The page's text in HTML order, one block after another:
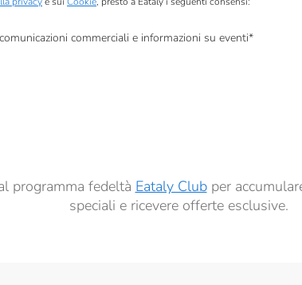
commerciali e informazioni su eventi*
programma fedeltà Eataly Clubper
speciali e ricevere offerte esclusive.